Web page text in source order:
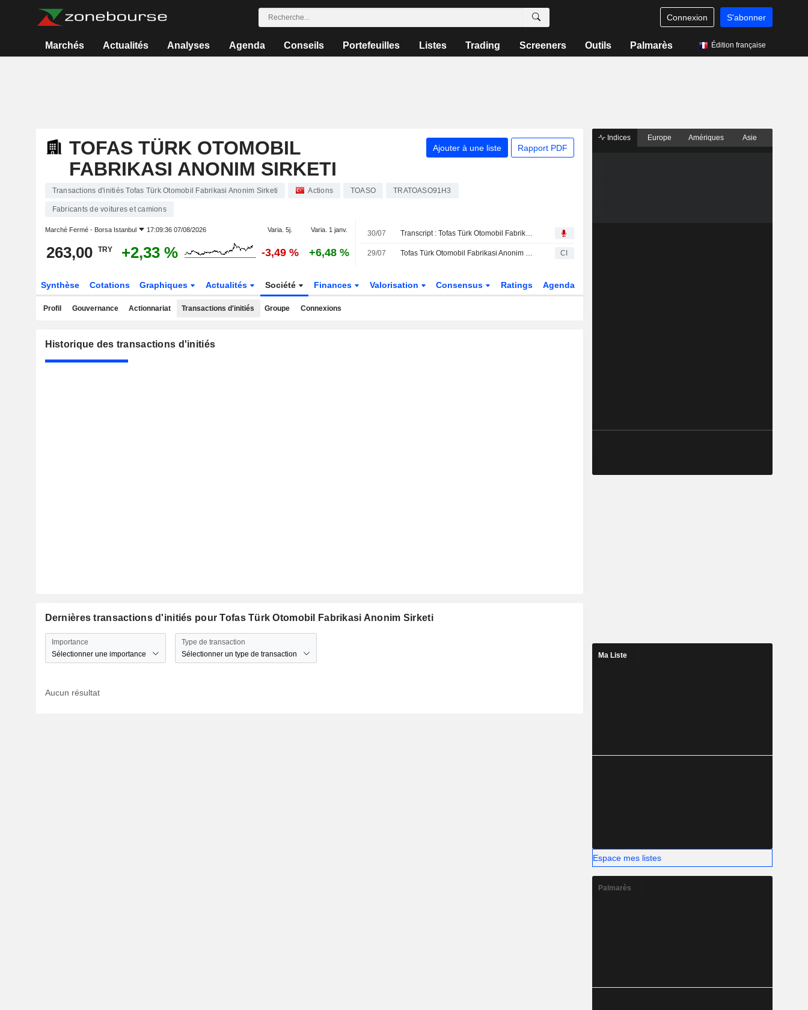
Connexion S'abonner
Marchés Actualités Analyses Agenda Conseils Portefeuilles Listes Trading Screeners Outils Palmarès Édition française
TOFAS TÜRK OTOMOBIL
FABRIKASI ANONIM SIRKETI
Ajouter à une liste Rapport PDF
Transactions d'initiés Tofas Türk Otomobil Fabrikasi Anonim Sirketi Actions TOASO TRATOASO91H3
Fabricants de voitures et camions
Marché Fermé - Borsa Istanbul 17:09:36 07/08/2026 Varia. 5j. Varia. 1 janv.
263,00 TRY +2,33 % -3,49 % +6,48 %
30/07 Transcript : Tofas Türk Otomobil Fabrikasi Anonim Sirketi, H1 2026 Earnings Call, Jul 30, 2026
29/07 Tofas Türk Otomobil Fabrikasi Anonim Sirketi publie ses résultats pour le deuxième trimestre et le premier semestre clos le 30 juin 2026 CI
Synthèse Cotations Graphiques Actualités Société Finances Valorisation Consensus Ratings Agenda
Profil Gouvernance Actionnariat Transactions d'initiés Groupe Connexions
Historique des transactions d'initiés
Dernières transactions d'initiés pour Tofas Türk Otomobil Fabrikasi Anonim Sirketi
Importance
Sélectionner une importance
Type de transaction
Sélectionner un type de transaction
Aucun résultat
Indices Europe Amériques Asie
Ma Liste
Espace mes listes
Palmarès